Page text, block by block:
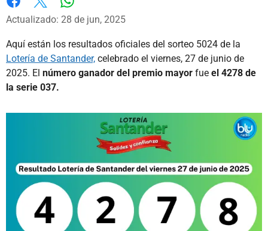
Facebook
X
Actualizado: 28 de jun, 2025
Aquí están los resultados oficiales del sorteo 5024 de la
Lotería de Santander, celebrado el viernes, 27 de junio de
2025. El número ganador del premio mayor fue el 4278 de
la serie 037.